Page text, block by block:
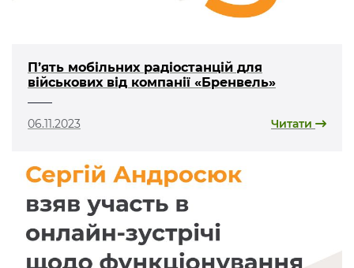
П’ять мобільних радіостанцій для
військових від компанії «Бренвель»
06.11.2023 Читати